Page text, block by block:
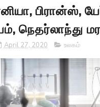
பிரான்ஸ்,
நெதர்லாந்து
April 27, 2020 உலகம்